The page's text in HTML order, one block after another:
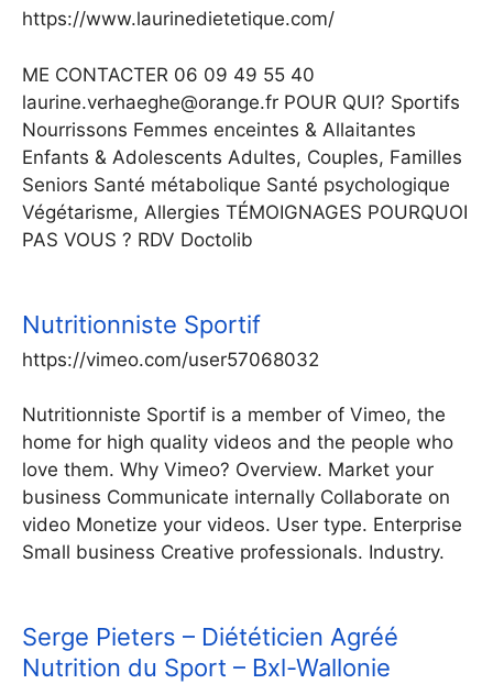
https://www.laurinedietetique.com/
ME CONTACTER 06 09 49 55 40
laurine.verhaeghe@orange.fr POUR QUI? Sportifs
Nourrissons Femmes enceintes & Allaitantes
Enfants & Adolescents Adultes, Couples, Familles
Seniors Santé métabolique Santé psychologique
Végétarisme, Allergies TÉMOIGNAGES POURQUOI
PAS VOUS ? RDV Doctolib
Nutritionniste Sportif
https://vimeo.com/user57068032
Nutritionniste Sportif is a member of Vimeo, the
home for high quality videos and the people who
love them. Why Vimeo? Overview. Market your
business Communicate internally Collaborate on
video Monetize your videos. User type. Enterprise
Small business Creative professionals. Industry.
Serge Pieters – Diététicien Agréé
Nutrition du Sport – Bxl-Wallonie